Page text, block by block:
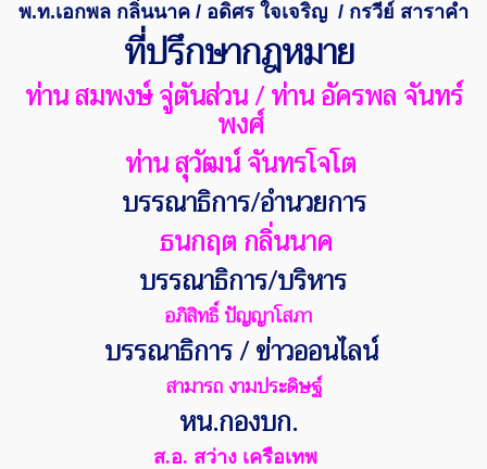
พ.ท.เอกพล กลิ่นนาค / อดิศร ใจเจริญ / กรวีย์ สาราคำ
ที่ปรึกษากฎหมาย
ท่าน สมพงษ์ จู่ตันส่วน / ท่าน อัครพล จันทร์
พงศ์
ท่าน สุวัฒน์ จันทรโจโต
บรรณาธิการ/อำนวยการ
ธนกฤต กลิ่นนาค
บรรณาธิการ/บริหาร
อภิสิทธิ์ ปัญญาโสภา
บรรณาธิการ / ข่าวออนไลน์
สามารถ งามประดิษฐ์
หน.กองบก.
ส.อ. สว่าง เครือเทพ